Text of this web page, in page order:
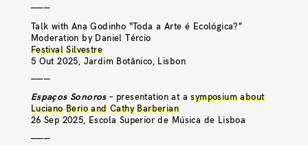
———
Talk with Ana Godinho “Toda a Arte é Ecológica?”
Moderation by Daniel Tércio
Festival Silvestre
5 Out 2025, Jardim Botânico, Lisbon
———
Espaços Sonoros– presentation at asymposium about
Luciano Berio and Cathy Barberian
26 Sep 2025, Escola Superior de Música de Lisboa
———